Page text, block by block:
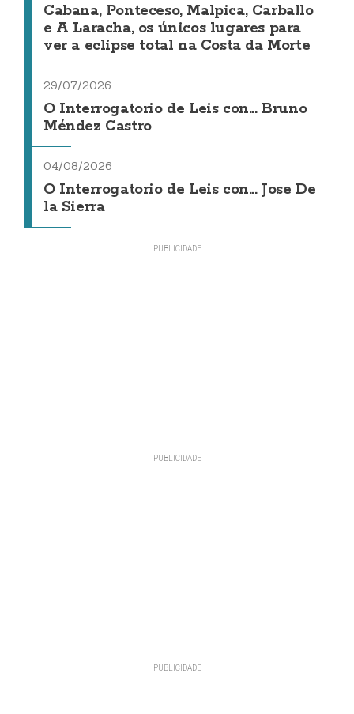
Cabana, Ponteceso, Malpica, Carballo
e A Laracha, os únicos lugares para
ver a eclipse total na Costa da Morte
29/07/2026
O Interrogatorio de Leis con... Bruno
Méndez Castro
04/08/2026
O Interrogatorio de Leis con... Jose De
la Sierra